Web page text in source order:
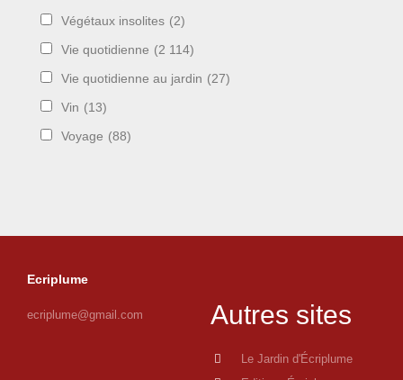
Végétaux insolites (2)
Vie quotidienne (2 114)
Vie quotidienne au jardin (27)
Vin (13)
Voyage (88)
Ecriplume
ecriplume@gmail.com Autres sites
Le Jardin d'Écriplume